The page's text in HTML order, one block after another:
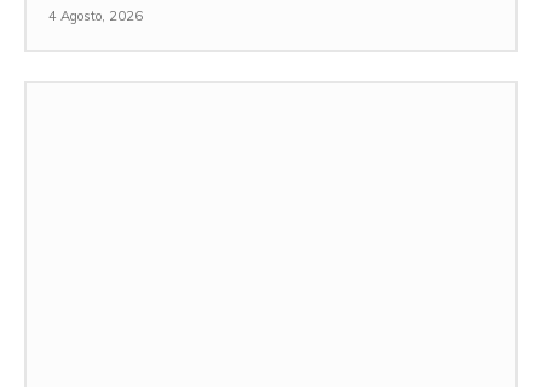
4 Agosto, 2026